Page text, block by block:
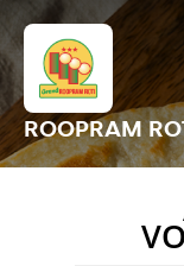
ROOPRAM